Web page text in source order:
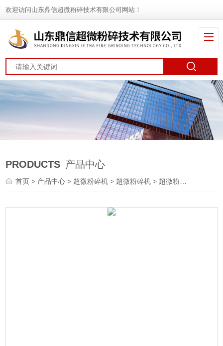
欢迎访问山东鼎信超微粉碎技术有限公司网站！
PRODUCTS 产品中心
首页> 产品中心 > 超微粉碎机 > 超微粉碎机 > 超微粉碎机供应商